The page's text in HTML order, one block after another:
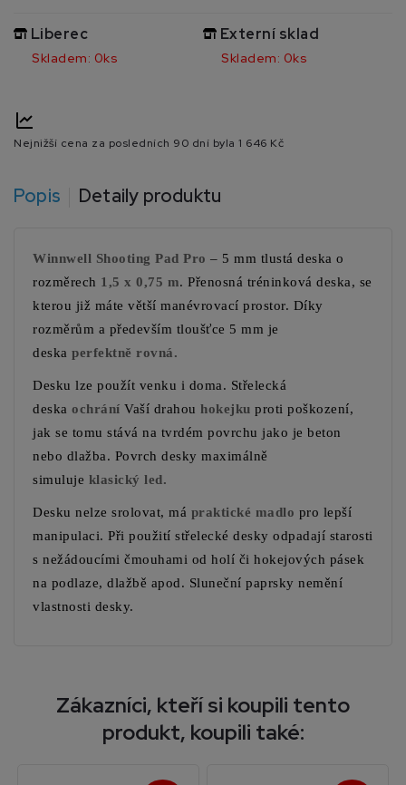
Liberec
Skladem: 0ks
Externí sklad
Skladem: 0ks
Nejnižší cena za posledních 90 dní byla 1 646 Kč
Popis Detaily produktu
Winnwell Shooting Pad Pro – 5 mm tlustá deska o
rozměrech 1,5 x 0,75 m. Přenosná tréninková deska, se
kterou již máte větší manévrovací prostor. Díky
rozměrům a především tloušťce 5 mm je
deska perfektně rovná.
Desku lze použít venku i doma. Střelecká
deska ochrání Vaší drahou hokejku proti poškození,
jak se tomu stává na tvrdém povrchu jako je beton
nebo dlažba. Povrch desky maximálně
simuluje klasický led.
Desku nelze srolovat, má praktické madlo pro lepší
manipulaci. Při použití střelecké desky odpadají starosti
s nežádoucími čmouhami od holí či hokejových pásek
na podlaze, dlažbě apod. Sluneční paprsky nemění
vlastnosti desky.
Zákazníci, kteří si koupili tento
produkt, koupili také: